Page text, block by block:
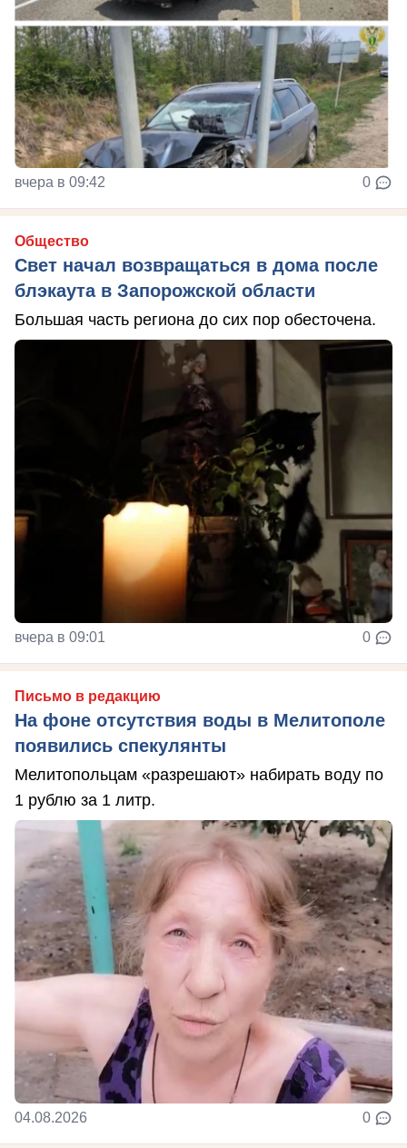
вчера в 09:42 0
Общество
Свет начал возвращаться в дома после
блэкаута в Запорожской области
Большая часть региона до сих пор обесточена.
вчера в 09:01 0
Письмо в редакцию
На фоне отсутствия воды в Мелитополе
появились спекулянты
Мелитопольцам «разрешают» набирать воду по
1 рублю за 1 литр.
04.08.2026 0